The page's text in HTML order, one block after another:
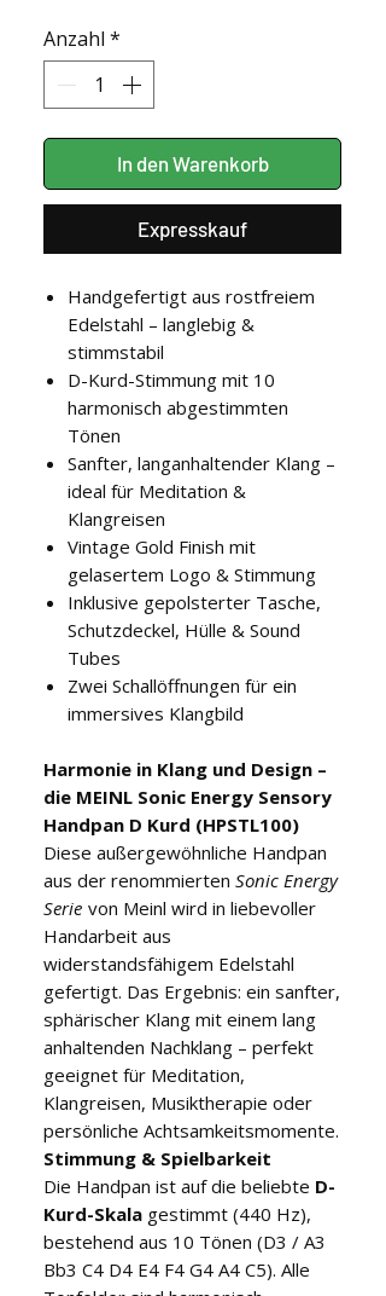
Anzahl *
In den Warenkorb
Expresskauf
Handgefertigt aus rostfreiem
Edelstahl – langlebig &
stimmstabil
D-Kurd-Stimmung mit 10
harmonisch abgestimmten
Tönen
Sanfter, langanhaltender Klang –
ideal für Meditation &
Klangreisen
Vintage Gold Finish mit
gelasertem Logo & Stimmung
Inklusive gepolsterter Tasche,
Schutzdeckel, Hülle & Sound
Tubes
Zwei Schallöffnungen für ein
immersives Klangbild
Harmonie in Klang und Design –
die MEINL Sonic Energy Sensory
Handpan D Kurd (HPSTL100)
Diese außergewöhnliche Handpan
aus der renommierten Sonic Energy
Serie von Meinl wird in liebevoller
Handarbeit aus
widerstandsfähigem Edelstahl
gefertigt. Das Ergebnis: ein sanfter,
sphärischer Klang mit einem lang
anhaltenden Nachklang – perfekt
geeignet für Meditation,
Klangreisen, Musiktherapie oder
persönliche Achtsamkeitsmomente.
Stimmung & Spielbarkeit
Die Handpan ist auf die beliebte D-
Kurd-Skala gestimmt (440 Hz),
bestehend aus 10 Tönen (D3 / A3
Bb3 C4 D4 E4 F4 G4 A4 C5). Alle